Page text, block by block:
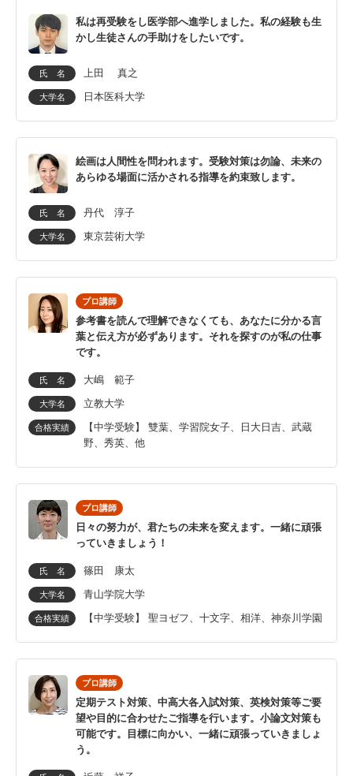
私は再受験をし医学部へ進学しました。私の経験も生
かし生徒さんの手助けをしたいです。
氏 名 上田 真之
大学名 日本医科大学
絵画は人間性を問われます。受験対策は勿論、未来の
あらゆる場面に活かされる指導を約束致します。
氏 名 丹代 淳子
大学名 東京芸術大学
プロ講師
参考書を読んで理解できなくても、あなたに分かる言
葉と伝え方が必ずあります。それを探すのが私の仕事
です。
氏 名 大嶋 範子
大学名 立教大学
合格実績
【中学受験】 雙葉、学習院女子、日大日吉、武蔵
野、秀英、他
プロ講師
日々の努力が、君たちの未来を変えます。一緒に頑張
っていきましょう！
氏 名 篠田 康太
大学名 青山学院大学
合格実績 【中学受験】 聖ヨゼフ、十文字、相洋、神奈川学園
プロ講師
定期テスト対策、中高大各入試対策、英検対策等ご要
望や目的に合わせたご指導を行います。小論文対策も
可能です。目標に向かい、一緒に頑張っていきましょ
う。